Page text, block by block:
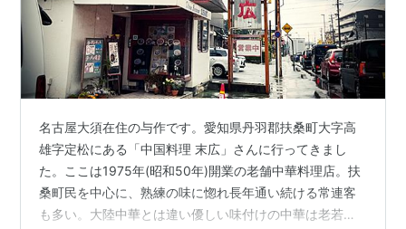
名古屋大須在住の与作です。愛知県丹羽郡扶桑町大字高
雄字定松にある「中国料理 末広」さんに行ってきまし
た。ここは1975年(昭和50年)開業の老舗中華料理店。扶
桑町民を中心に、熟練の味に惚れ長年通い続ける常連客
も多い。大陸中華とは違い優しい味付けの中華は老若男